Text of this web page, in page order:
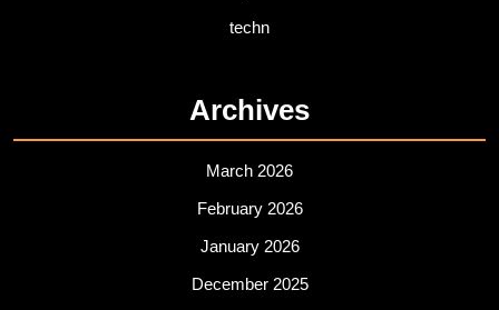
techn
Archives
March 2026
February 2026
January 2026
December 2025